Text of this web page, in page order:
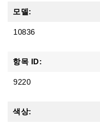
모델:
10836
항목 ID:
9220
색상: